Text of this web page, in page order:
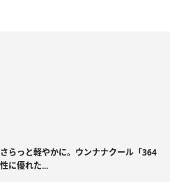
らっと軽やかに。ウンナナクール「364
に優れた...